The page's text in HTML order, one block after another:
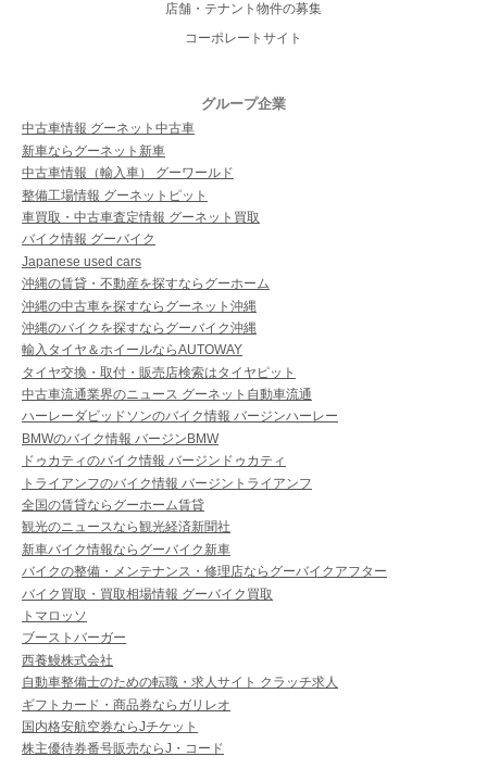
店舗・テナント物件の募集
コーポレートサイト
グループ企業
中古車情報 グーネット中古車
新車ならグーネット新車
中古車情報（輸入車） グーワールド
整備工場情報 グーネットピット
車買取・中古車査定情報 グーネット買取
バイク情報 グーバイク
Japanese used cars
沖縄の賃貸・不動産を探すならグーホーム
沖縄の中古車を探すならグーネット沖縄
沖縄のバイクを探すならグーバイク沖縄
輸入タイヤ＆ホイールならAUTOWAY
タイヤ交換・取付・販売店検索はタイヤピット
中古車流通業界のニュース グーネット自動車流通
ハーレーダビッドソンのバイク情報 バージンハーレー
BMWのバイク情報 バージンBMW
ドゥカティのバイク情報 バージンドゥカティ
トライアンフのバイク情報 バージントライアンフ
全国の賃貸ならグーホーム賃貸
観光のニュースなら観光経済新聞社
新車バイク情報ならグーバイク新車
バイクの整備・メンテナンス・修理店ならグーバイクアフター
バイク買取・買取相場情報 グーバイク買取
トマロッソ
ブーストバーガー
西養鰻株式会社
自動車整備士のための転職・求人サイト クラッチ求人
ギフトカード・商品券ならガリレオ
国内格安航空券ならJチケット
株主優待券番号販売ならJ・コード